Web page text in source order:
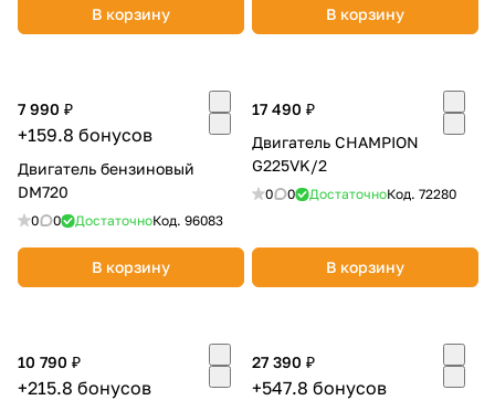
В корзину В корзину
7 990 ₽
+159.8 бонусов
Двигатель бензиновый
DM720
0 0 ДостаточноКод. 96083
В корзину
17 490 ₽
Двигатель CHAMPION
G225VK/2
0 0 ДостаточноКод. 72280
В корзину
10 790 ₽
+215.8 бонусов
27 390 ₽
+547.8 бонусов
25
раз в 2
недели
Остались вопросы?
8 800 302-02-51
plait.ru